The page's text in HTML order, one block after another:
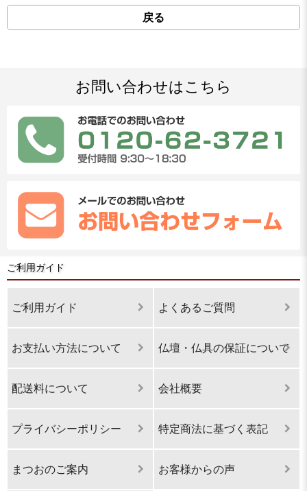
戻る
お問い合わせはこちら
ご利用ガイド
ご利用ガイド よくあるご質問
お支払い方法について 仏壇・仏具の保証について
配送料について 会社概要
プライバシーポリシー 特定商法に基づく表記
まつおのご案内 お客様からの声